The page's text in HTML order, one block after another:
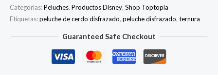
disfraz
del
Categorías:Peluches, Productos Disney, Shop Toptopia
Etiquetas:peluche de cerdo disfrazado, peluche disfrazado, ternura
Guaranteed Safe Checkout